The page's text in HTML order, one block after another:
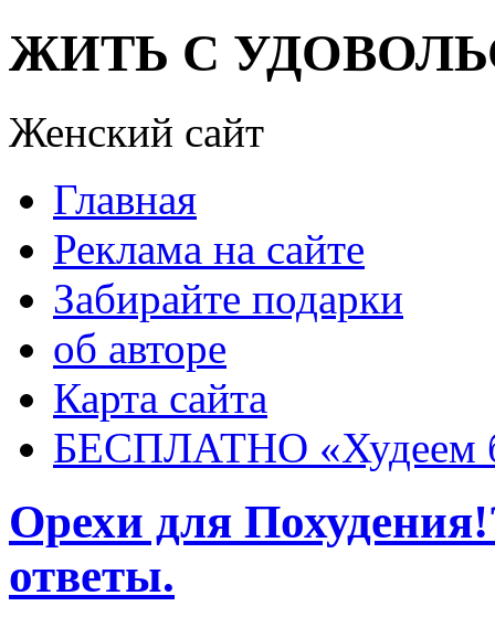
ЖИТЬ С
Женский сайт
Главная
Реклама на сайте
Забирайте подарки
об авторе
Карта сайта
БЕСПЛАТНО «Худеем
Орехи для
ответы.